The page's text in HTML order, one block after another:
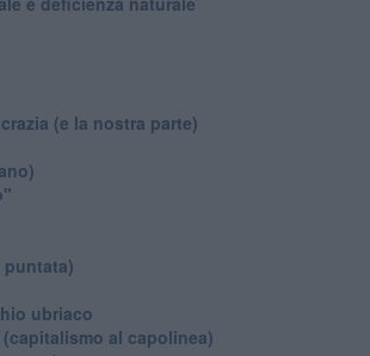
(e la nostra parte)
puntata)
ubriaco
al capolinea)